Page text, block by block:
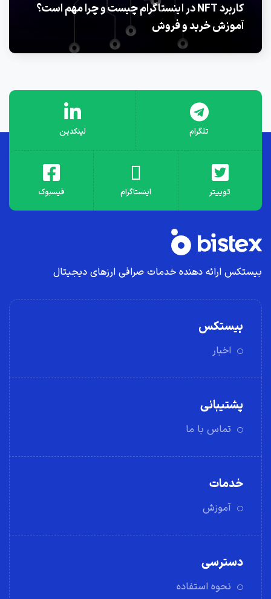
کاربرد NFT در اینستاگرام چیست و چرا مهم است؟
آموزش خرید و فروش
تلگرام لینکدین
توییتر اینستاگرام فیسبوک
بیستکس ارائه دهنده خدمات صرافی ارز‌های دیجیتال
بیستکس
اخبار
پشتیبانی
تماس با ما
خدمات
آموزش
دسترسی
نحوه استفاده